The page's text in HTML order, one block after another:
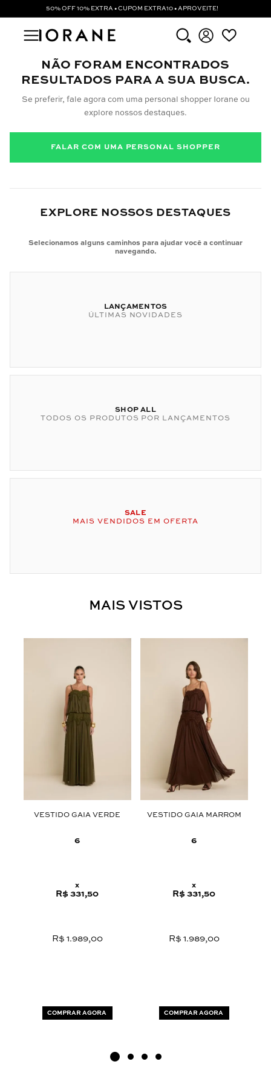
50% OFF 10% EXTRA • CUPOM EXTRA10 • APROVEITE!
NÃO FORAM ENCONTRADOS
RESULTADOS PARA A SUA BUSCA.
Se preferir, fale agora com uma personal shopper Iorane ou
explore nossos destaques.
FALAR COM UMA PERSONAL SHOPPER
EXPLORE NOSSOS DESTAQUES
Selecionamos alguns caminhos para ajudar você a continuar
navegando.
LANÇAMENTOS
ÚLTIMAS NOVIDADES
SHOP ALL
TODOS OS PRODUTOS POR LANÇAMENTOS
SALE
MAIS VENDIDOS EM OFERTA
MAIS VISTOS
VESTIDO GAIA VERDE
6
x
R$ 331,50
R$ 1.989,00
COMPRAR AGORA
VESTIDO GAIA MARROM
6
x
R$ 331,50
R$ 1.989,00
COMPRAR AGORA